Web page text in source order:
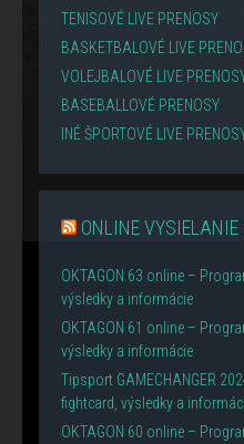
TENISOVÉ LIVE PRENOSY
BASKETBALOVÉ LIVE
VOLEJBALOVÉ LIVE
BASEBALLOVÉ PRENOSY
INÉ ŠPORTOVÉ LIVE
ONLINE
OKTAGON 63 online –
výsledky a informácie
OKTAGON 61 online –
výsledky a informácie
Tipsport GAMECHANGER
fightcard, výsledky a
OKTAGON 60 online –